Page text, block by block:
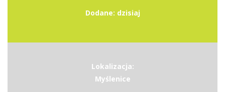
Dodane: dzisiaj
Lokalizacja:
Myślenice